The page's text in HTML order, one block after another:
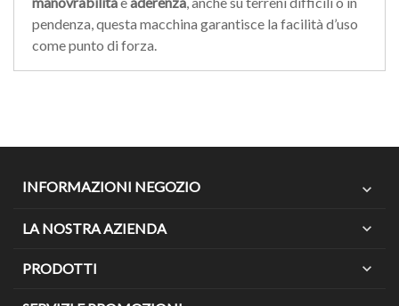
pendenza, questa macchina garantisce la facilità d’uso
come punto di forza.
INFORMAZIONI NEGOZIO expand_more
LA NOSTRA AZIENDA expand_more
PRODOTTI expand_more